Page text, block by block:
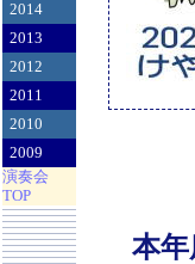
2014
2013
2012
2011
2010
2009
演奏会
TOP
本